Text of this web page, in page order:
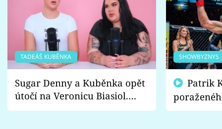
TADEÁŠ KUBĚNKA
Sugar Denny a Kuběnka opět
útočí na Veronicu Biasiol.
Proč je podle nich falešná a
SHOWBYZNYS
fanoušci